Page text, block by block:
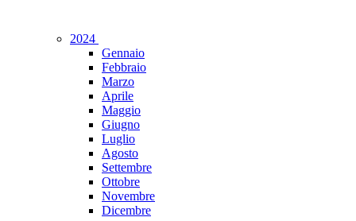
2024
Gennaio
Febbraio
Marzo
Aprile
Maggio
Giugno
Luglio
Agosto
Settembre
Ottobre
Novembre
Dicembre